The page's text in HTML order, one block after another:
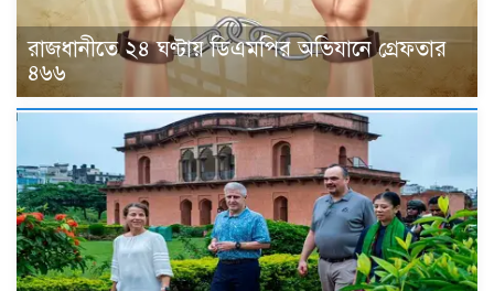
রাজধানীতে ২৪ ঘণ্টায় ডিএমপির অভিযানে গ্রেফতার
৪৬৬